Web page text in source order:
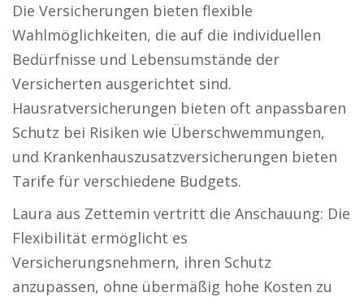
Die Versicherungen bieten flexible
Wahlmöglichkeiten, die auf die individuellen
Bedürfnisse und Lebensumstände der
Versicherten ausgerichtet sind.
Hausratversicherungen bieten oft anpassbaren
Schutz bei Risiken wie Überschwemmungen,
und Krankenhauszusatzversicherungen bieten
Tarife für verschiedene Budgets.
Laura aus Zettemin vertritt die Anschauung: Die
Flexibilität ermöglicht es
Versicherungsnehmern, ihren Schutz
anzupassen, ohne übermäßig hohe Kosten zu